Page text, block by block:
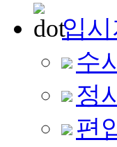
입
수시
정시
편